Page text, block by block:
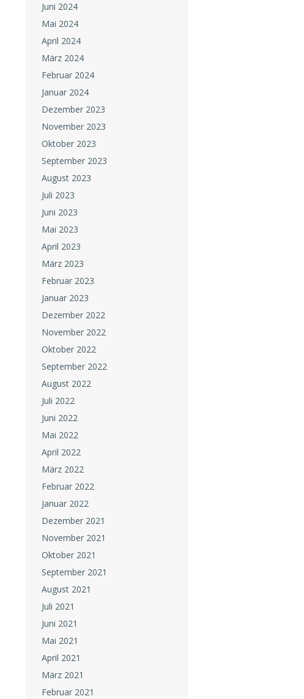
Juni 2024
Mai 2024
April 2024
März 2024
Februar 2024
Januar 2024
Dezember 2023
November 2023
Oktober 2023
September 2023
August 2023
Juli 2023
Juni 2023
Mai 2023
April 2023
März 2023
Februar 2023
Januar 2023
Dezember 2022
November 2022
Oktober 2022
September 2022
August 2022
Juli 2022
Juni 2022
Mai 2022
April 2022
März 2022
Februar 2022
Januar 2022
Dezember 2021
November 2021
Oktober 2021
September 2021
August 2021
Juli 2021
Juni 2021
Mai 2021
April 2021
März 2021
Februar 2021